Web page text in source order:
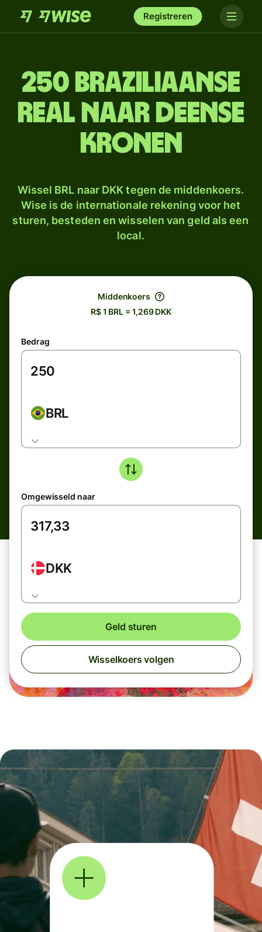
Registreren
250 Braziliaanse
real naar Deense
kronen
Wissel BRL naar DKK tegen de middenkoers.
Wise is de internationale rekening voor het
sturen, besteden en wisselen van geld als een
local.
Middenkoers
R$ 1 BRL = 1,269 DKK
Bedrag
BRL
Omgewisseld naar
DKK
Geld sturen
Wisselkoers volgen